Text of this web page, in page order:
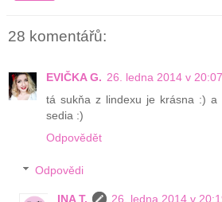
28 komentářů:
EVIČKA G. 26. ledna 2014 v 20:07
tá sukňa z lindexu je krásna :) a
sedia :)
Odpovědět
Odpovědi
INA T.
26. ledna 2014 v